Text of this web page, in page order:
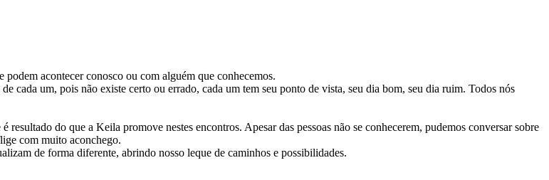
acontecer conosco ou com alguém que conhecemos.
cada um, pois não existe certo ou errado, cada um tem seu ponto de vista, seu dia bom, seu dia ruim. Todos nós
do que a Keila promove nestes encontros. Apesar das pessoas não se conhecerem, pudemos conversar sobre
com muito aconchego.
de forma diferente, abrindo nosso leque de caminhos e possibilidades.